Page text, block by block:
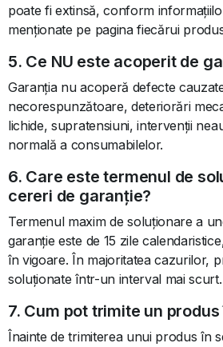
poate fi extinsă, conform
menționate pe pagina fiecărui
5. Ce NU este acoperit de
Garanția nu acoperă defecte
necorespunzătoare, deteriorări
lichide, supratensiuni, intervenții
normală a consumabilelor.
6. Care este termenul de
cereri de garanție?
Termenul maxim de soluționare a
garanție este de 15 zile
în vigoare. În majoritatea cazurilor,
soluționate într-un interval mai scurt.
7. Cum pot trimite un
Înainte de trimiterea unui produs în